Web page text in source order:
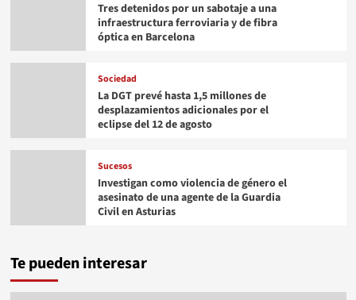
Tres detenidos por un sabotaje a una
infraestructura ferroviaria y de fibra
óptica en Barcelona
Sociedad
La DGT prevé hasta 1,5 millones de
desplazamientos adicionales por el
eclipse del 12 de agosto
Sucesos
Investigan como violencia de género el
asesinato de una agente de la Guardia
Civil en Asturias
Te pueden interesar